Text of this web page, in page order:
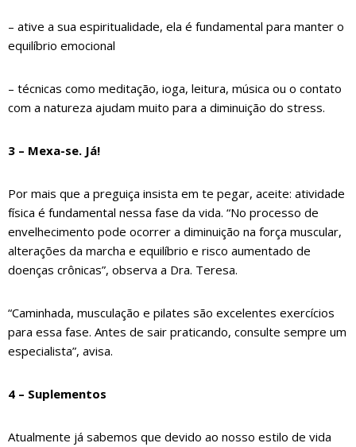
– ative a sua espiritualidade, ela é fundamental para manter o
equilíbrio emocional
– técnicas como meditação, ioga, leitura, música ou o contato
com a natureza ajudam muito para a diminuição do stress.
3 – Mexa-se. Já!
Por mais que a preguiça insista em te pegar, aceite: atividade
física é fundamental nessa fase da vida. “No processo de
envelhecimento pode ocorrer a diminuição na força muscular,
alterações da marcha e equilíbrio e risco aumentado de
doenças crônicas”, observa a Dra. Teresa.
“Caminhada, musculação e pilates são excelentes exercícios
para essa fase. Antes de sair praticando, consulte sempre um
especialista”, avisa.
4 – Suplementos
Atualmente já sabemos que devido ao nosso estilo de vida